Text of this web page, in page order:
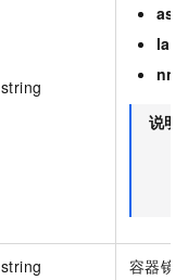
string
nntf
说明
string 容器镜